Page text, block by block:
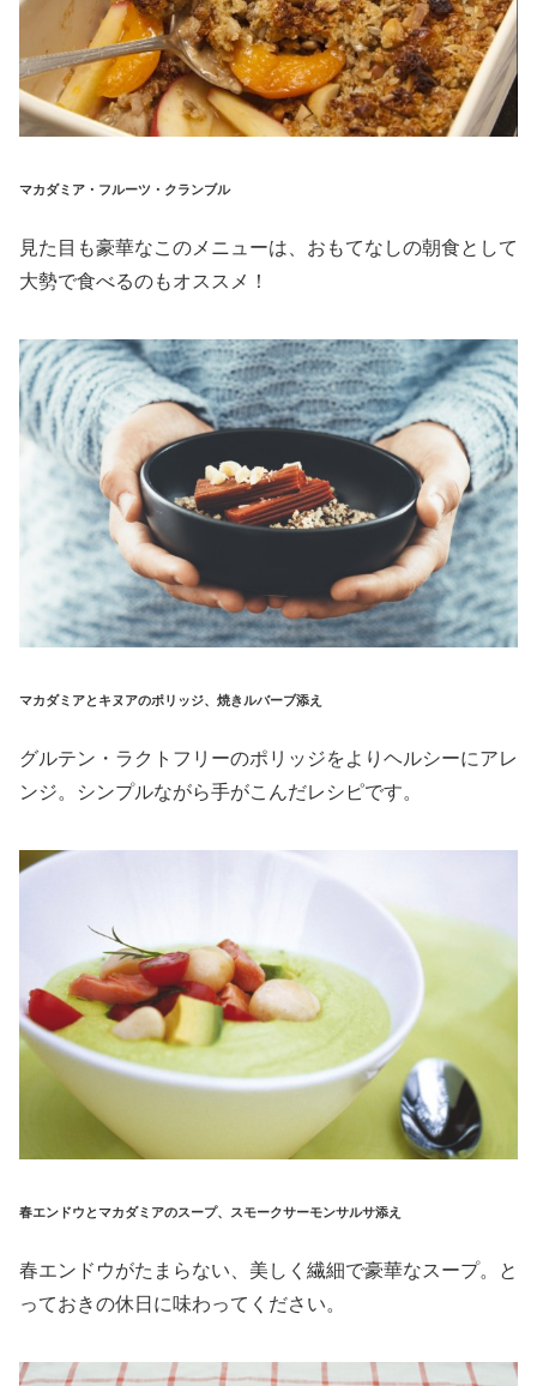
マカダミア・フルーツ・クランブル
見た目も豪華なこのメニューは、おもてなしの朝食として
大勢で食べるのもオススメ！
マカダミアとキヌアのポリッジ、焼きルバーブ添え
グルテン・ラクトフリーのポリッジをよりヘルシーにアレ
ンジ。シンプルながら手がこんだレシピです。
春エンドウとマカダミアのスープ、スモークサーモンサルサ添え
春エンドウがたまらない、美しく繊細で豪華なスープ。と
っておきの休日に味わってください。